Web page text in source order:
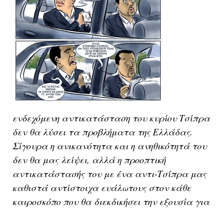
ενδεχόμενη αντικατάσταση του κυρίου Τσίπρα
δεν θα λύσει τα προβλήματα της Ελλάδας.
Σίγουρα η ανικανότητα και η ανηθικότητά του
δεν θα μας λείψει, αλλά η προοπτική
αντικατάστασής του με ένα αντι-Τσίπρα μας
καθιστά αντίστοιχα ευάλωτους στον κάθε
καιροσκόπο που θα διεκδικήσει την εξουσία για